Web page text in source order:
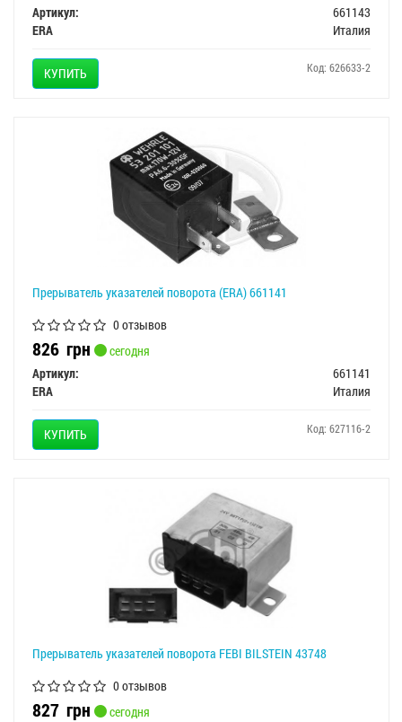
Артикул:
661143
ERA
Италия
КУПИТЬ Код: 626633-2
Прерыватель указателей поворота (ERA) 661141
0 отзывов
826 грн
сегодня
Артикул:
661141
ERA
Италия
КУПИТЬ Код: 627116-2
Прерыватель указателей поворота FEBI BILSTEIN 43748
0 отзывов
827 грн
сегодня